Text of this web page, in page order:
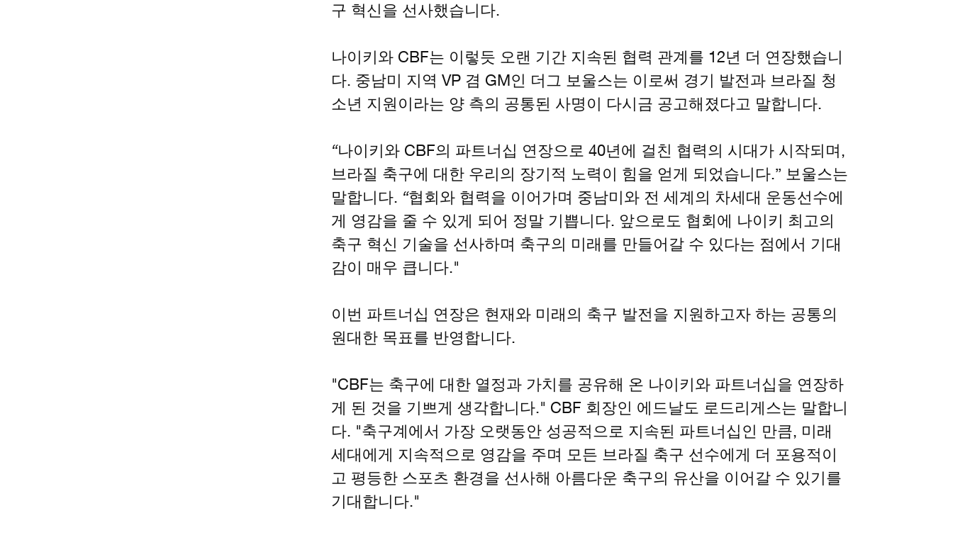
구 혁신을 선사했습니다.
나이키와 CBF는 이렇듯 오랜 기간 지속된 협력 관계를 12년 더 연장했습니
다. 중남미 지역 VP 겸 GM인 더그 보울스는 이로써 경기 발전과 브라질 청
소년 지원이라는 양 측의 공통된 사명이 다시금 공고해졌다고 말합니다.
“나이키와 CBF의 파트너십 연장으로 40년에 걸친 협력의 시대가 시작되며,
브라질 축구에 대한 우리의 장기적 노력이 힘을 얻게 되었습니다.” 보울스는
말합니다. “협회와 협력을 이어가며 중남미와 전 세계의 차세대 운동선수에
게 영감을 줄 수 있게 되어 정말 기쁩니다. 앞으로도 협회에 나이키 최고의
축구 혁신 기술을 선사하며 축구의 미래를 만들어갈 수 있다는 점에서 기대
감이 매우 큽니다."
이번 파트너십 연장은 현재와 미래의 축구 발전을 지원하고자 하는 공통의
원대한 목표를 반영합니다.
"CBF는 축구에 대한 열정과 가치를 공유해 온 나이키와 파트너십을 연장하
게 된 것을 기쁘게 생각합니다." CBF 회장인 에드날도 로드리게스는 말합니
다. "축구계에서 가장 오랫동안 성공적으로 지속된 파트너십인 만큼, 미래
세대에게 지속적으로 영감을 주며 모든 브라질 축구 선수에게 더 포용적이
고 평등한 스포츠 환경을 선사해 아름다운 축구의 유산을 이어갈 수 있기를
기대합니다."